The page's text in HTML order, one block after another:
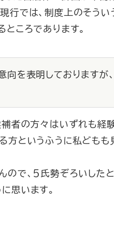
行では、制度上のそうい
ころであります。
向を表明しておりますが
者の方々はいずれも経
方というふうに私どもも
で、５氏勢ぞろいした
思います。